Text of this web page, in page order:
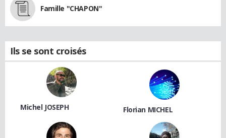
Famille "CHAPON"
Ils se sont croisés
Michel JOSEPH Florian MICHEL